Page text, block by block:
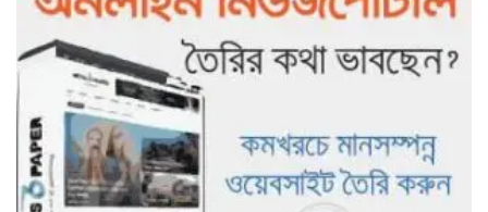
গাছ না কেটে আমাদের পুড়িয়ে মারলে
ভালো হতো’: বন বিভাগের নিষ্ঠুরতায়
নিঃস্ব কৃষক